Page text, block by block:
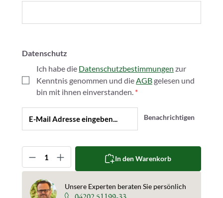
Datenschutz
Ich habe die Datenschutzbestimmungen zur
Kenntnis genommen und dieAGB gelesen und
bin mit ihnen einverstanden. *
Benachrichtigen
Produkt Anzahl: Gib den gewünschten Wert ein
In den Warenkorb
Unsere Experten beraten Sie persönlich